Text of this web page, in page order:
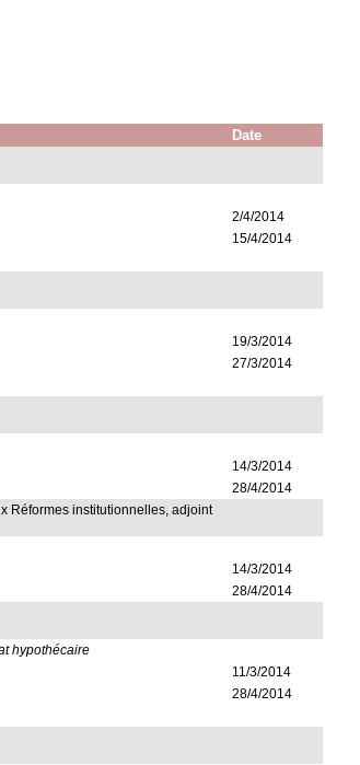
Date
2/4/2014
15/4/2014
19/3/2014
27/3/2014
14/3/2014
28/4/2014
Réformes institutionnelles, adjoint
14/3/2014
28/4/2014
hypothécaire
11/3/2014
28/4/2014